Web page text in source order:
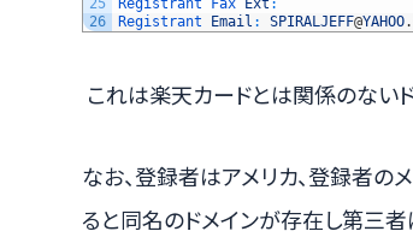
25
26
Registrant
Fax Ext :
Registrant
Email : SPIRALJEFF@YAHOO.
これは楽天カードとは関係のないド
なお、登録者はアメリカ、登録者の
ると同名のドメインが存在し第三者